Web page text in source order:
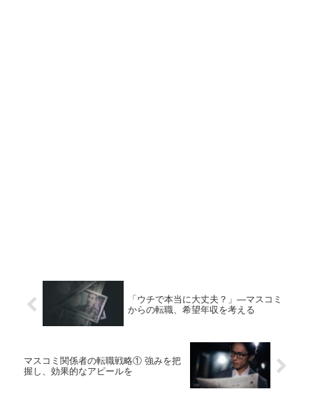
「ウチで本当に大丈夫？」—マスコミ
からの転職、希望年収を考える
マスコミ関係者の転職戦略① 強みを把
握し、効果的なアピールを